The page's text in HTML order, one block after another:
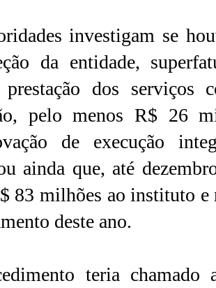
investigam se
da entidade,
prestação dos serviços
pelo menos R$ 26
de execução
ainda que, até
83 milhões ao instituto
deste ano.
teria chamado